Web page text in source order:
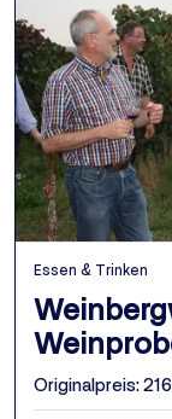
Essen & Trinken
Originalpreis: